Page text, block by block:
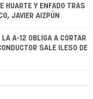
HUARTE Y ENFADO TRAS
JAVIER AIZPÚN
LA A-12 OBLIGA A CORTAR
SALE ILESO DE